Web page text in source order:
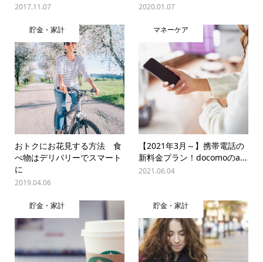
2017.11.07 2020.01.07
貯金・家計
おトクにお花見する方法 食
べ物はデリバリーでスマート
に
2019.04.06
マネーケア
【2021年3月～】携帯電話の
新料金プラン！docomoのa...
2021.06.04
貯金・家計 貯金・家計